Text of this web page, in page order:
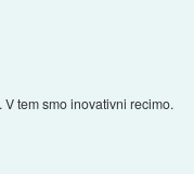
tem smo inovativni recimo.